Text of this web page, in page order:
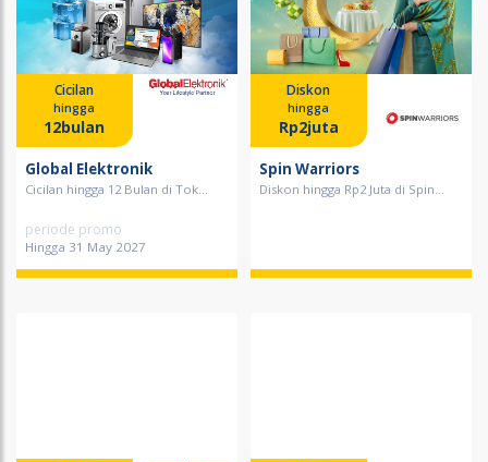
Cicilan
hingga
12bulan
Global Elektronik
Cicilan hingga 12 Bulan di Tok...
periode promo
Hingga 31 May 2027
Diskon
hingga
Rp2juta
Spin Warriors
Diskon hingga Rp2 Juta di Spin...